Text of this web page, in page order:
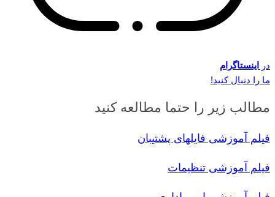
در
اینستاگرام
ما را دنبال کنید!
مطالب زیر را حتما مطالعه کنید
فیلم آموزشی فایلهای پشتیبان
فیلم آموزشی تنظیمات